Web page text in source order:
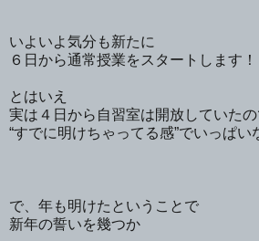
いよいよ気分も新たに
６日から通常授業をスタートします！
とはいえ
実は４日から自習室は開放していた
“すでに明けちゃってる感”でいっぱい
で、年も明けたということで
新年の誓いを幾つか